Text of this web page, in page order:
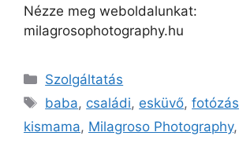
Nézze meg weboldalunkat:
milagrosophotography.hu
Kategória
Szolgáltatás
Címkék
baba, családi, esküvő,fotózás
kismama, Milagroso Photography,